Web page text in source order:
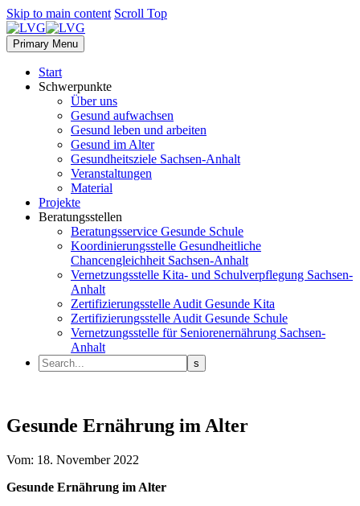
Skip to main content Scroll Top
Primary Menu
Start
Schwerpunkte
Über uns
Gesund aufwachsen
Gesund leben und arbeiten
Gesund im Alter
Gesundheitsziele Sachsen-Anhalt
Veranstaltungen
Material
Projekte
Beratungsstellen
Beratungsservice Gesunde Schule
Koordinierungsstelle Gesundheitliche
Chancengleichheit Sachsen-Anhalt
Vernetzungsstelle Kita- und Schulverpflegung Sachsen-
Anhalt
Zertifizierungsstelle Audit Gesunde Kita
Zertifizierungsstelle Audit Gesunde Schule
Vernetzungsstelle für Seniorenernährung Sachsen-
Anhalt
Gesunde Ernährung im Alter
Vom: 18. November 2022
Gesunde Ernährung im Alter